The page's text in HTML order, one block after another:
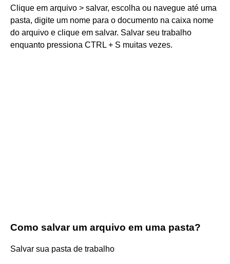
Clique em arquivo > salvar, escolha ou navegue até uma
pasta, digite um nome para o documento na caixa nome
do arquivo e clique em salvar. Salvar seu trabalho
enquanto pressiona CTRL + S muitas vezes.
Como salvar um arquivo em uma pasta?
Salvar sua pasta de trabalho